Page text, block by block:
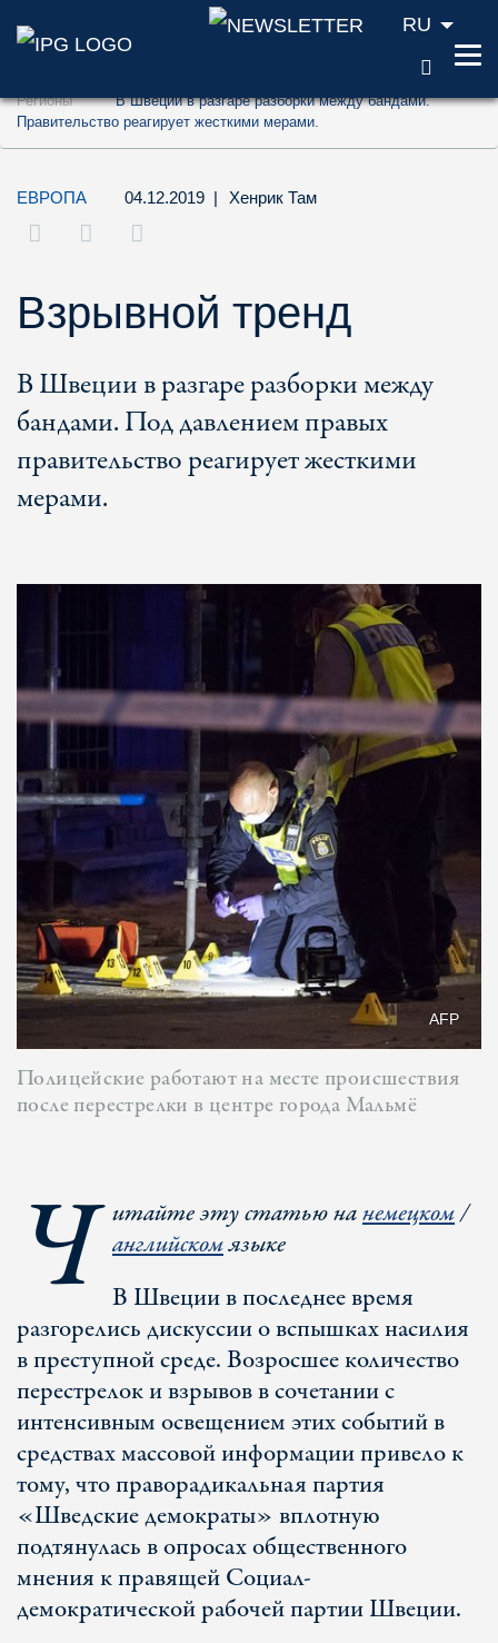
Перейти к содержанию (ключ доступа
Перейти к поиску (ключ доступа '2')
RU
Регионы
В Швеции в разгаре разборки между бандами.
Правительство реагирует жесткими мерами.
ЕВРОПА 04.12.2019 | Хенрик Там
Взрывной тренд
В Швеции в разгаре разборки между
бандами. Под давлением правых
правительство реагирует жесткими
мерами.
AFP
Полицейские работают на месте происшествия
после перестрелки в центре города Мальмё
Ч итайте эту статью нанемецком/
английскомязыке
В Швеции в последнее время
разгорелись дискуссии о вспышках насилия
в преступной среде. Возросшее количество
перестрелок и взрывов в сочетании с
интенсивным освещением этих событий в
средствах массовой информации привело к
тому, что праворадикальная партия
«Шведские демократы» вплотную
подтянулась в опросах общественного
мнения к правящей Социал-
демократической рабочей партии Швеции.